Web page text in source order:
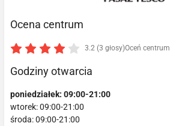
Ocena centrum
3.2 (3 głosy)Oceń centrum
Godziny otwarcia
poniedziałek: 09:00-21:00
wtorek: 09:00-21:00
środa: 09:00-21:00